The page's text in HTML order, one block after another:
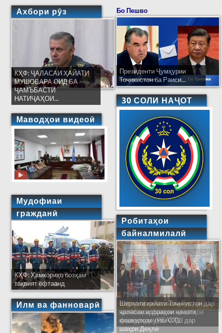
Ахбори рӯз
КҲФ: ҶАЛАСАИ ҲАЙАТИ
МУШОВАРА ОИД БА
ҶАМЪБАСТИ
НАТИҶАҲОИ...
Маводҳои видеоӣ
Мудофиаи
гражданӣ
КҲФ: Ҳамкориҳо бозҳам
тақвият ёфтаанд
Илм ва фанноварӣ
Бо Пешво
Президенти Ҷумҳурии
Тоҷикистон ба Раиси...
30 СОЛИ НАҶОТ
Робитаҳои
байналмилалӣ
Ширкати ҳайати Тоҷикистон дар
ҷаласаи идораҳои наҷоти
кишварҳои узви СҲШ дар
шаҳри Деҳлӣ